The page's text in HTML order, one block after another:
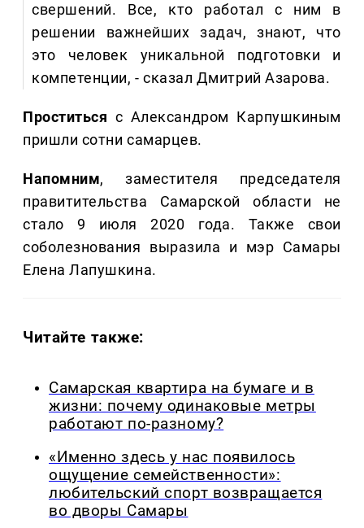
свершений. Все, кто работал с ним в
решении важнейших задач, знают, что
это человек уникальной подготовки и
компетенции, - сказал Дмитрий Азарова.
Проститься с Александром Карпушкиным
пришли сотни самарцев.
Напомним, заместителя председателя
правитительства Самарской области не
стало 9 июля 2020 года. Также свои
соболезнования выразила и мэр Самары
Елена Лапушкина.
Читайте также:
Самарская квартира на бумаге и в
жизни: почему одинаковые метры
работают по-разному?
«Именно здесь у нас появилось
ощущение семейственности»:
любительский спорт возвращается
во дворы Самары